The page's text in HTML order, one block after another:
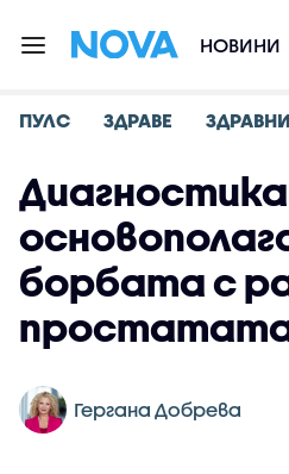
НОВИНИ
ПУЛС ЗДРАВЕ
борбата с
Гергана Добрева